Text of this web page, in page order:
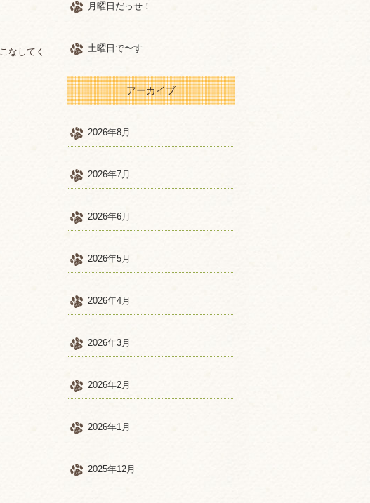
なしてく
月曜日だっせ！
土曜日で〜す
アーカイブ
2026年8月
2026年7月
2026年6月
2026年5月
2026年4月
2026年3月
2026年2月
2026年1月
2025年12月